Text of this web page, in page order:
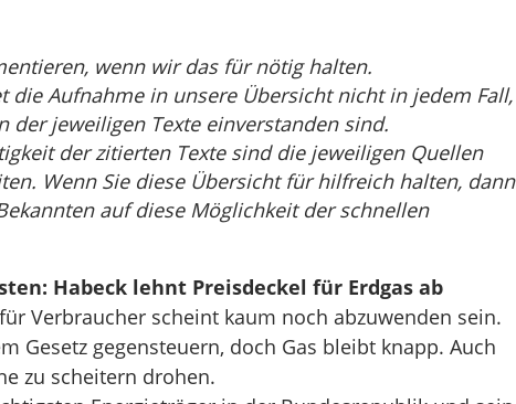
wenn wir das für nötig halten.
die Aufnahme in unsere Übersicht nicht in jedem Fall,
der jeweiligen Texte einverstanden sind.
der zitierten Texte sind die jeweiligen Quellen
Wenn Sie diese Übersicht für hilfreich halten, dann
auf diese Möglichkeit der schnellen
Habeck lehnt Preisdeckel für Erdgas ab
Verbraucher scheint kaum noch abzuwenden sein.
Gesetz gegensteuern, doch Gas bleibt knapp. Auch
zu scheitern drohen.